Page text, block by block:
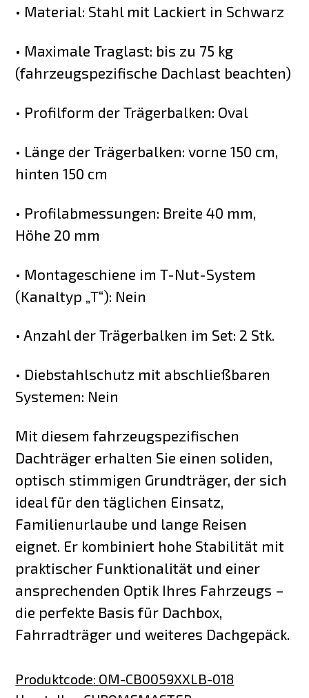
• Material: Stahl mit Lackiert in Schwarz
• Maximale Traglast: bis zu 75 kg
(fahrzeugspezifische Dachlast beachten)
• Profilform der Trägerbalken: Oval
• Länge der Trägerbalken: vorne 150 cm,
hinten 150 cm
• Profilabmessungen: Breite 40 mm,
Höhe 20 mm
• Montageschiene im T-Nut-System
(Kanaltyp „T“): Nein
• Anzahl der Trägerbalken im Set: 2 Stk.
• Diebstahlschutz mit abschließbaren
Systemen: Nein
Mit diesem fahrzeugspezifischen
Dachträger erhalten Sie einen soliden,
optisch stimmigen Grundträger, der sich
ideal für den täglichen Einsatz,
Familienurlaube und lange Reisen
eignet. Er kombiniert hohe Stabilität mit
praktischer Funktionalität und einer
ansprechenden Optik Ihres Fahrzeugs –
die perfekte Basis für Dachbox,
Fahrradträger und weiteres Dachgepäck.
Produktcode: OM-CB0059XXLB-018